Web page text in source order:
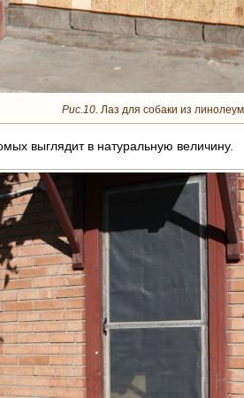
Рис.10. Лаз для собаки из
выглядит в натуральную величину.